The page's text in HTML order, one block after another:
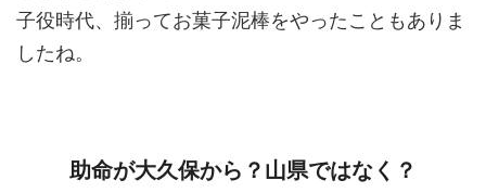
子役時代、揃ってお菓子泥棒をやったこともありま
したね。
助命が大久保から？山県ではなく？